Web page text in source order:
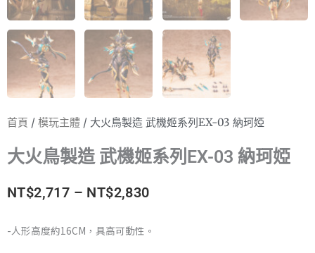
首頁 / 模玩主體 / 大火鳥製造 武機姬系列EX-03 納珂婭
大火鳥製造 武機姬系列EX-03 納珂婭
NT$2,717 – NT$2,830價
-人形高度約16CM，具高可動性。